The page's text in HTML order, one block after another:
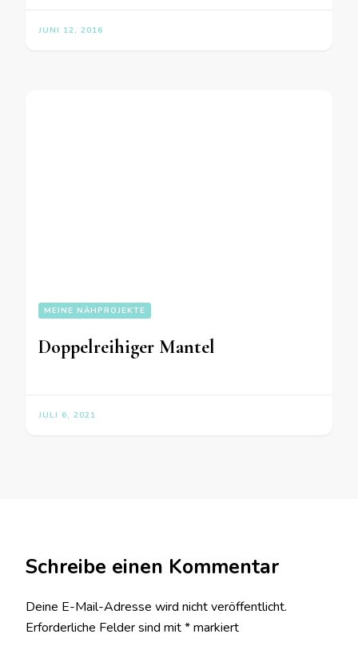
JUNI 12, 2016
MEINE NÄHPROJEKTE
Doppelreihiger Mantel
JULI 6, 2021
Schreibe einen Kommentar
Deine E-Mail-Adresse wird nicht veröffentlicht.
Erforderliche Felder sind mit*markiert